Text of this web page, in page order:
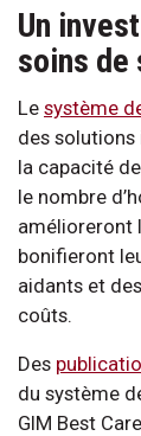
Un
soins de
Le système
des
la capacité
le nombre
amélioreront
bonifieront
aidants et
coûts.
Des
du système
GIM Best